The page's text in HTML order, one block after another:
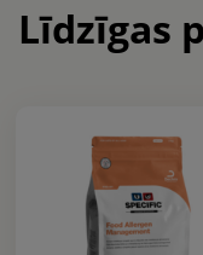
Līdzīgas